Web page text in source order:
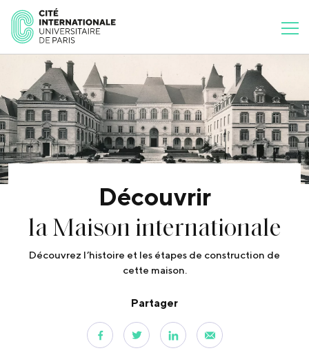
Découvrir
la Maison internationale
Découvrez l’histoire et les étapes de construction de
cette maison.
Partager